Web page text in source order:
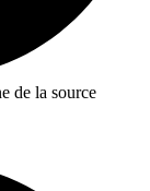
de la source